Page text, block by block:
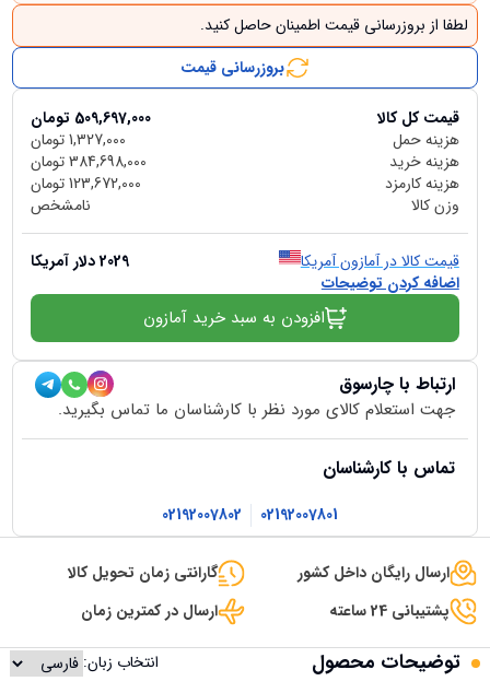
لطفا از بروزرسانی قیمت اطمینان حاصل کنید.
بروزرسانی قیمت
قیمت کل کالا 509,697,000 تومان
هزینه حمل
1,327,000تومان
هزینه خرید
384,698,000تومان
هزینه کارمزد
123,672,000تومان
وزن کالا
نامشخص
قیمت کالا در آمازون آمریکا 2029دلار آمریکا
اضافه کردن توضیحات
افزودن به سبد خرید آمازون
ارتباط با چارسوق
جهت استعلام کالای مورد نظر با کارشناسان ما تماس بگیرید.
تماس با کارشناسان
02192007801
02192007802
ارسال رایگان داخل کشور
گارانتی زمان تحویل کالا
پشتیبانی 24 ساعته
ارسال در کمترین زمان
توضیحات محصول انتخاب زبان: